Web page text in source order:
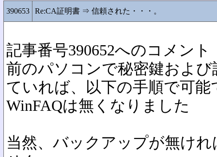
390653 Re:CA証明書 ⇒ 信頼された・・・。
記事番号390652へのコメント
前のパソコンで秘密鍵およ
ていれば、以下の手順で可能
WinFAQは無くなりました
当然、バックアップが無け